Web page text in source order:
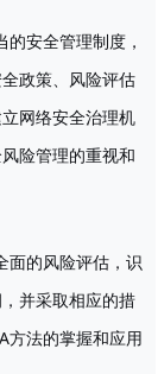
的安全管理制度，
政策、风险评估
网络安全治理机
险管理的重视和
面的风险评估，识
并采取相应的措
方法的掌握和应用